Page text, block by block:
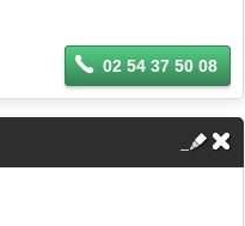
02 54 37 50 08